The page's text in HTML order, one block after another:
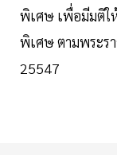
พิเศษ เพื่อมีมติใ
พิเศษ ตามพระ
25547